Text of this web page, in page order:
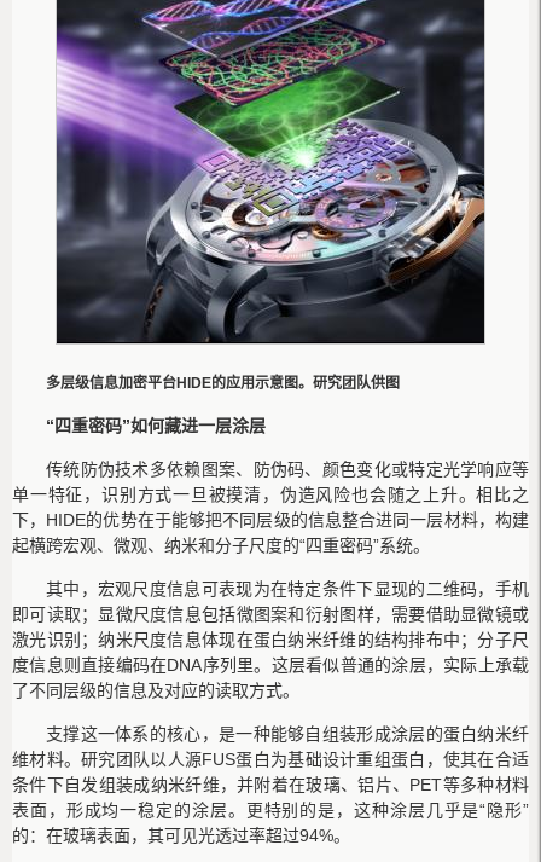
多层级信息加密平台HIDE的应用示意图。研究团队供图
“四重密码”如何藏进一层涂层
传统防伪技术多依赖图案、防伪码、颜色变化或特定光学响应等
单一特征，识别方式一旦被摸清，伪造风险也会随之上升。相比之
下，HIDE的优势在于能够把不同层级的信息整合进同一层材料，构建
起横跨宏观、微观、纳米和分子尺度的“四重密码”系统。
其中，宏观尺度信息可表现为在特定条件下显现的二维码，手机
即可读取；显微尺度信息包括微图案和衍射图样，需要借助显微镜或
激光识别；纳米尺度信息体现在蛋白纳米纤维的结构排布中；分子尺
度信息则直接编码在DNA序列里。这层看似普通的涂层，实际上承载
了不同层级的信息及对应的读取方式。
支撑这一体系的核心，是一种能够自组装形成涂层的蛋白纳米纤
维材料。研究团队以人源FUS蛋白为基础设计重组蛋白，使其在合适
条件下自发组装成纳米纤维，并附着在玻璃、铝片、PET等多种材料
表面，形成均一稳定的涂层。更特别的是，这种涂层几乎是“隐形”
的：在玻璃表面，其可见光透过率超过94%。